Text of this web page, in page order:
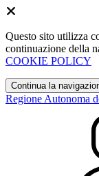
Questo sito utilizza
continuazione della
COOKIE POLICY
Continua la
Regione Autonoma